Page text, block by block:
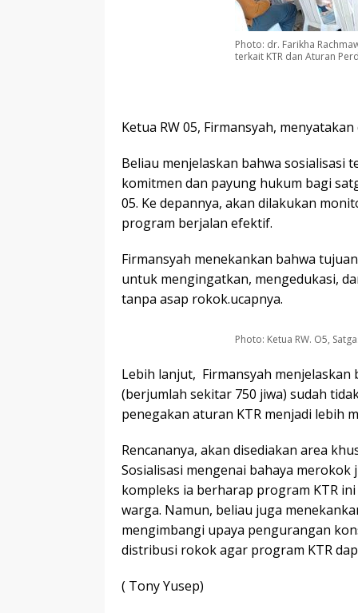
Photo: dr. Farikha
terkait KTR dan Aturan
Ketua RW 05, Firmansyah,
Beliau menjelaskan bahwa sosialisasi
komitmen dan payung hukum bagi
05. Ke depannya, akan dilakukan
program berjalan efektif.
Firmansyah menekankan bahwa
untuk mengingatkan, mengedukasi,
tanpa asap rokok.ucapnya.
Photo: Ketua RW. O5,
Lebih lanjut, Firmansyah menjelaskan
(berjumlah sekitar 750 jiwa) sudah
penegakan aturan KTR menjadi lebih
Rencananya, akan disediakan area
Sosialisasi mengenai bahaya
kompleks ia berharap program KTR
warga. Namun, beliau juga
mengimbangi upaya pengurangan
distribusi rokok agar program KTR
( Tony Yusep)